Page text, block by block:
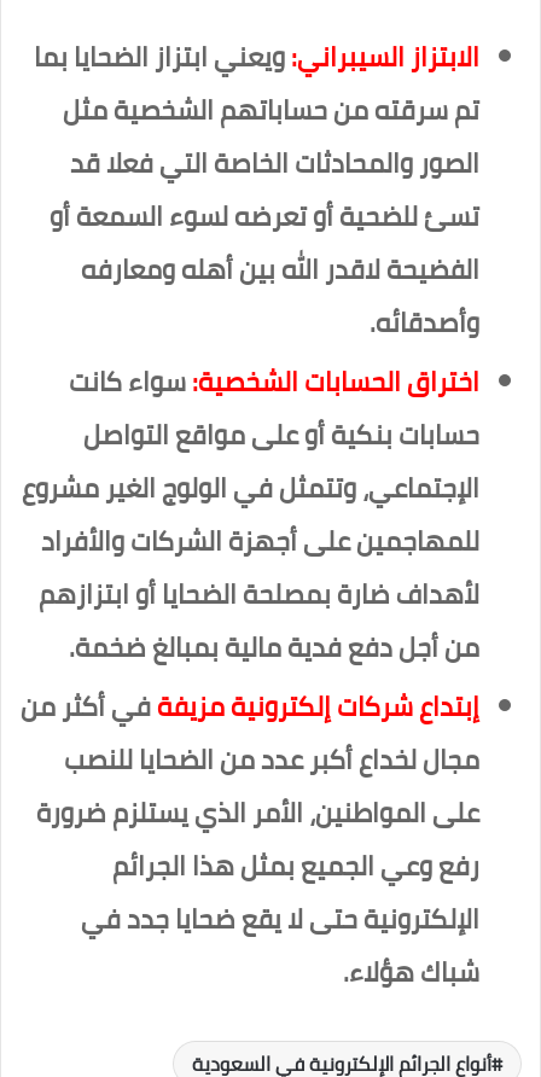
الابتزاز السيبراني:ويعني ابتزاز الضحايا بما
تم سرقته من حساباتهم الشخصية مثل
الصور والمحادثات الخاصة التي فعلا قد
تسئ للضحية أو تعرضه لسوء السمعة أو
الفضيحة لاقدر الله بين أهله ومعارفه
وأصدقائه.
اختراق الحسابات الشخصية:سواء كانت
حسابات بنكية أو على مواقع التواصل
الإجتماعي، وتتمثل في الولوج الغير مشروع
للمهاجمين على أجهزة الشركات والأفراد
لأهداف ضارة بمصلحة الضحايا أو ابتزازهم
من أجل دفع فدية مالية بمبالغ ضخمة.
إبتداع شركات إلكترونية مزيفةفي أكثر من
مجال لخداع أكبر عدد من الضحايا للنصب
على المواطنين، الأمر الذي يستلزم ضرورة
رفع وعي الجميع بمثل هذا الجرائم
الإلكترونية حتى لا يقع ضحايا جدد في
شباك هؤلاء.
أنواع الجرائم الإلكترونية في السعودية